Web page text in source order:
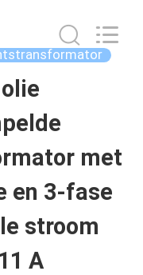
met
en 3-fase
stroom
A